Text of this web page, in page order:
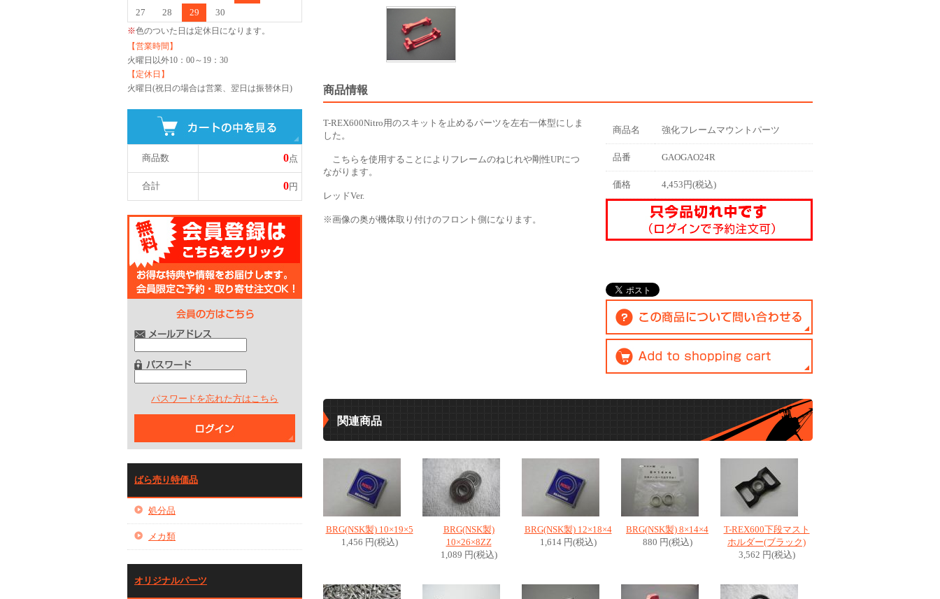
27
28 29 30
※色のついた日は定休日になります。
【営業時間】
火曜日以外10：00～19：30
【定休日】
火曜日(祝日の場合は営業、翌日は振替休日)
商品数 0点
合計 0円
パスワードを忘れた方はこちら
ばら売り特価品
処分品
メカ類
オリジナルパーツ
商品情報
T-REX600Nitro用のスキットを止めるパーツを左右一体型にしま
した。
こちらを使用することによりフレームのねじれや剛性UPにつ
ながります。
レッドVer.
※画像の奥が機体取り付けのフロント側になります。
商品名 強化フレームマウントパーツ
品番 GAOGAO24R
価格 4,453円(税込)
関連商品
BRG(NSK製) 10×19×5
1,456 円(税込)
BRG(NSK製)
10×26×8ZZ
1,089 円(税込)
BRG(NSK製) 12×18×4
1,614 円(税込)
BRG(NSK製) 8×14×4
880 円(税込)
T-REX600下段マスト
ホルダー(ブラック)
3,562 円(税込)